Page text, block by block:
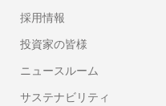
採用情報
投資家の皆様
ニュースルーム
サステナビリティ